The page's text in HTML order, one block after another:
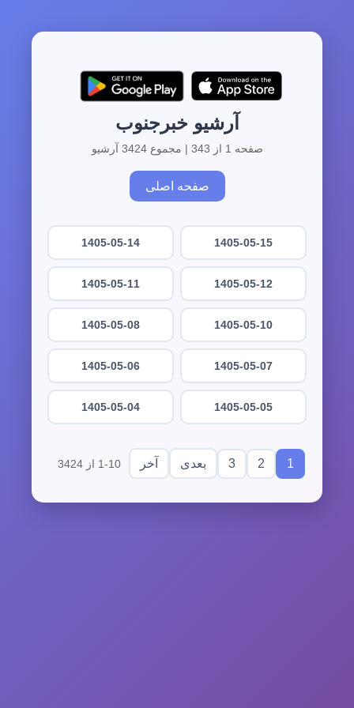
آرشیو خبرجنوب
صفحه 1 از 343 | مجموع 3424 آرشیو
صفحه اصلی
1405-05-15
1405-05-14
1405-05-12
1405-05-11
1405-05-10
1405-05-08
1405-05-07
1405-05-06
1405-05-05
1405-05-04
1
2
3 بعدی آخر 1-10 از 3424